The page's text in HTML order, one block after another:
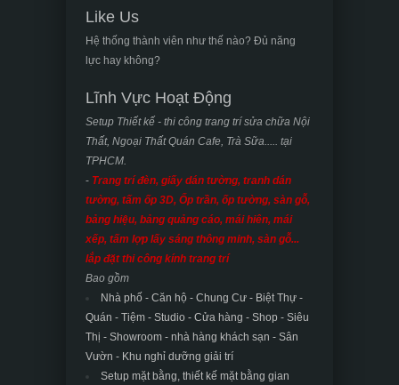
Like Us
Hệ thống thành viên như thế nào? Đủ năng
lực hay không?
Lĩnh Vực Hoạt Động
Setup Thiết kế - thi công trang trí sửa chữa Nội
Thất, Ngoại Thất Quán Cafe, Trà Sữa..... tại
TPHCM.
- Trang trí đèn, giấy dán tường, tranh dán
tường, tấm ốp 3D, Ốp trần, ốp tường, sàn gỗ,
bảng hiệu, bảng quảng cáo, mái hiên, mái
xếp, tấm lợp lấy sáng thông minh, sàn gỗ...
lắp đặt thi công kính trang trí
Bao gồm
Nhà phố - Căn hộ - Chung Cư - Biệt Thự -
Quán - Tiệm - Studio - Cửa hàng - Shop - Siêu
Thị - Showroom - nhà hàng khách sạn - Sân
Vườn - Khu nghỉ dưỡng giải trí
Setup mặt bằng, thiết kế mặt bằng gian